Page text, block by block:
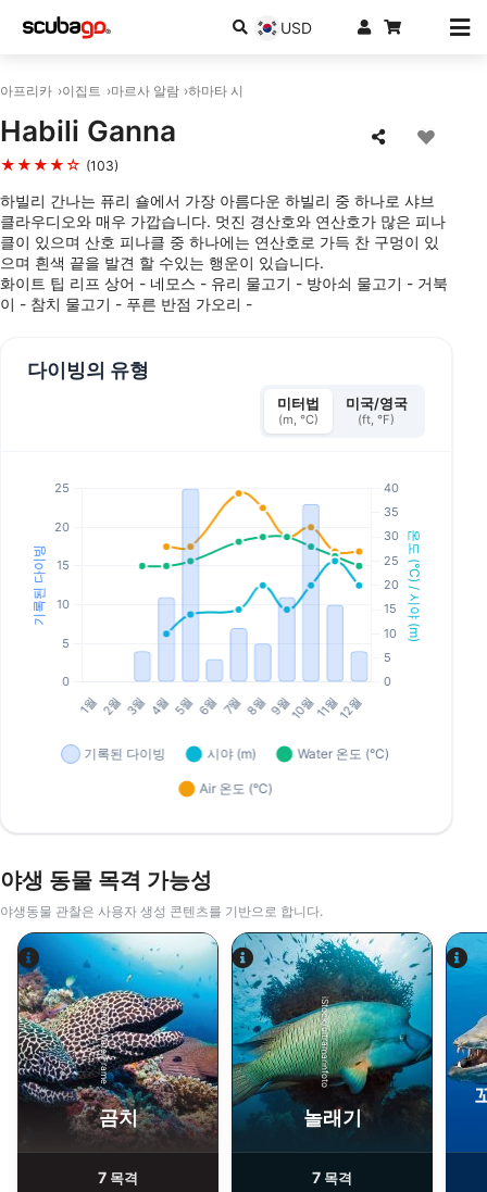
USD
아프리카 이집트 마르사 알람 하마타 시
Habili Ganna
★★★★☆ (103)
하빌리 간나는 퓨리 숄에서 가장 아름다운 하빌리 중 하나로 샤브
클라우디오와 매우 가깝습니다. 멋진 경산호와 연산호가 많은 피나
클이 있으며 산호 피나클 중 하나에는 연산호로 가득 찬 구멍이 있
으며 흰색 끝을 발견 할 수있는 행운이 있습니다.
화이트 팁 리프 상어 - 네모스 - 유리 물고기 - 방아쇠 물고기 - 거북
이 - 참치 물고기 - 푸른 반점 가오리 -
다이빙의 유형
미터법
(m, °C)
미국/영국
(ft, °F)
야생 동물 목격 가능성
야생동물 관찰은 사용자 생성 콘텐츠를 기반으로 합니다.
Alamy-WaterFrame
곰치
7 목격
iStock/ultramarinfoto
놀래기
7 목격